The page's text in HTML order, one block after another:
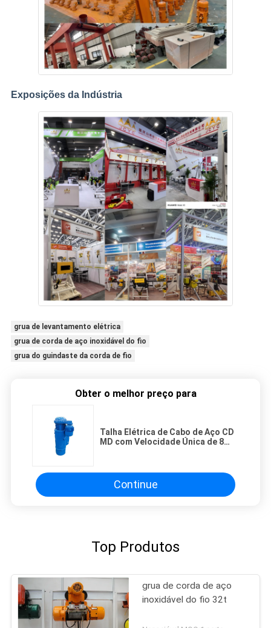
Exposições da Indústria
grua de levantamento elétrica
grua de corda de aço inoxidável do fio
grua do guindaste da corda de fio
Obter o melhor preço para
Talha Elétrica de Cabo de Aço CD
MD com Velocidade Única de 8
Continue
Top Produtos
grua de corda de aço
inoxidável do fio 32t